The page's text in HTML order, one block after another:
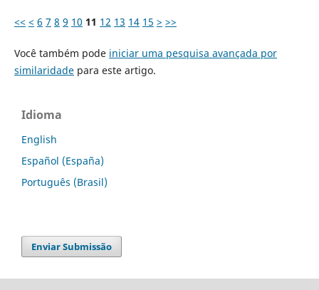
<< < 6 7 8 9 10 11 12 13 14 15 > >>
Você também pode iniciar uma pesquisa avançada por
similaridadepara este artigo.
Idioma
English
Español (España)
Português (Brasil)
Enviar Submissão